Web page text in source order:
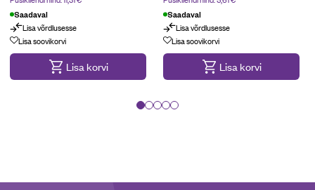
Saadaval
Kampaania
Lisa võrdlusesse
Lisa soovikorvi
Lisa korvi
Saadaval
Kampaania
Lisa võrdlusesse
Lisa soovikorvi
Lisa korvi